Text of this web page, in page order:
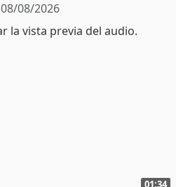
08/08/2026
01:34